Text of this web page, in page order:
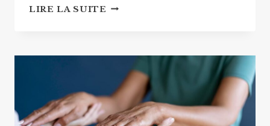
LIRE LA SUITE MUTUELLE
FAIRE
ÉCONOMIES
SANS
PRIVER